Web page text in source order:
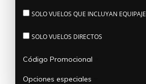
SOLO VUELOS QUE INCLUYAN EQUIPAJE
SOLO VUELOS DIRECTOS
Código Promocional
Opciones especiales